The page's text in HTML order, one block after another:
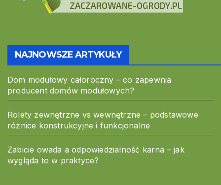
NAJNOWSZE ARTYKUŁY
Dom modułowy całoroczny – co zapewnia
producent domów modułowych?
Rolety zewnętrzne vs wewnętrzne – podstawowe
różnice konstrukcyjne i funkcjonalne
Zabicie owada a odpowiedzialność karna – jak
wygląda to w praktyce?